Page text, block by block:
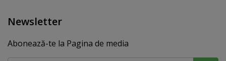
Newsletter
Abonează-te la Pagina de media